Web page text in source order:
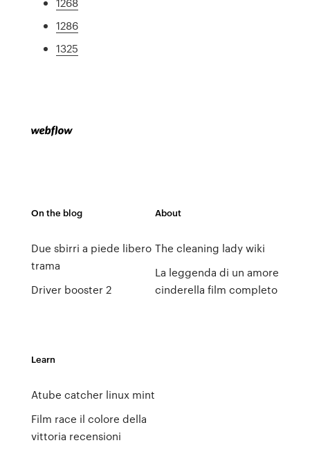
1286
1325
On the blog
Due sbirri a piede libero
trama
Driver booster 2
About
The cleaning lady wiki
La leggenda di un amore
cinderella film completo
Learn
Atube catcher linux mint
Film race il colore della
vittoria recensioni